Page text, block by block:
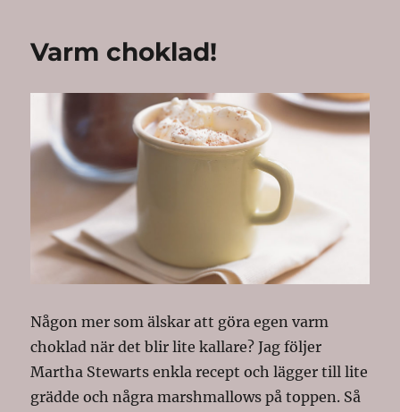
Varm choklad!
Någon mer som älskar att göra egen varm
choklad när det blir lite kallare? Jag följer
Martha Stewarts enkla recept och lägger till lite
grädde och några marshmallows på toppen. Så